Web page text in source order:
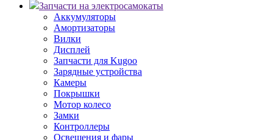
Запчасти на электросамокаты
Аккумуляторы
Амортизаторы
Вилки
Дисплей
Запчасти для Kugoo
Зарядные устройства
Камеры
Покрышки
Мотор колесо
Замки
Контроллеры
Освещения и фары